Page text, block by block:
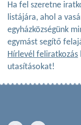
Ha fel szeretne
listájára, ahol a
egyházközségünk
egymást segítő
Hírlevél feliratkozás
utasításokat!